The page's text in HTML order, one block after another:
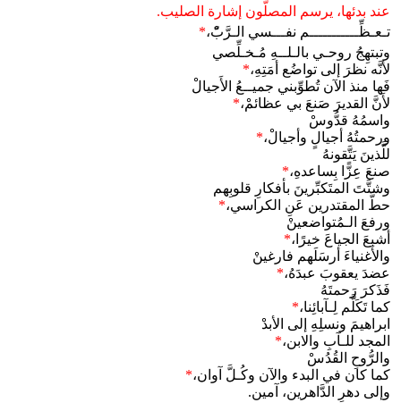
عند بدئها، يرسم المصلُّون إشارة الصليب.
تـعـظِّـــــــــــم نفـــسي الـرَّبّْ،*
وتبتهِجُ روحـي بالـلــهِ مُـخـلِّصي
لأنَّه نظرَ إلى تواضُع أمَتِهِ،*
فَها منذ الآن تُطوِّبني جميــعُ الأَجيالْ
لأَنَّ القديرَ صَنعَ بي عظائمْ،*
واسمُهُ قدُّوسْ
ورحمتُهُ أجيالٍ وأجيالْ،*
للَّذينَ يَتَّقونهُ
صنعَ عِزًّا بِساعدهِ،*
وشتَّتَ المتَكبِّرينَ بأفكارِ قلوبِهم
حطَّ المقتدرين عَنِ الكراسي،*
ورفعَ الـمُتواضعينْ
أشبعَ الجياعَ خيرًا،*
والأَغنياءَ أرسَلَهم فارغينْ
عضدَ يعقوبَ عبدَهُ،*
فَذَكرَ رَحمتَهُ
كما تَكَلَّم لِـآبائِنا،*
ابراهيمَ ونسلِهِ إلى الأبدْ
المجد للـآبِ والابن،*
والرُّوحِ القُدُسْ
كما كان في البدء والآن وكُـلَّ آوان،*
وإلى دهرِ الدَّاهرين، آمين.